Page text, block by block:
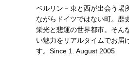
ベルリン－東と西が出会う場
ながらドイツではない町。歴
栄光と悲運の世界都市。そん
い魅力をリアルタイムでお届
す。Since 1. August 2005